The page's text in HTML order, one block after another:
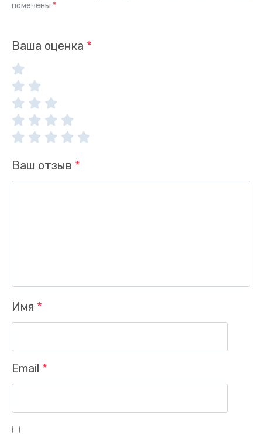
помечены *
Ваша оценка *
Ваш отзыв *
Имя *
Email *
Заказать звонок
Ваше имя